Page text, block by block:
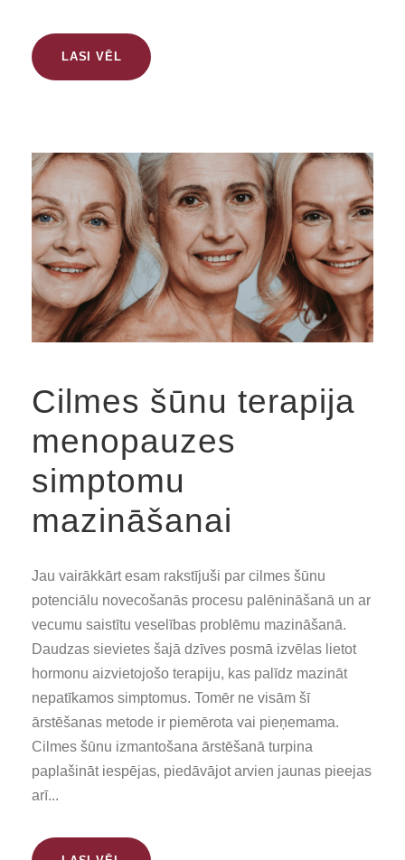
LASI VĒL
Cilmes šūnu terapija
menopauzes
simptomu
mazināšanai
Jau vairākkārt esam rakstījuši par cilmes šūnu
potenciālu novecošanās procesu palēnināšanā un ar
vecumu saistītu veselības problēmu mazināšanā.
Daudzas sievietes šajā dzīves posmā izvēlas lietot
hormonu aizvietojošo terapiju, kas palīdz mazināt
nepatīkamos simptomus. Tomēr ne visām šī
ārstēšanas metode ir piemērota vai pieņemama.
Cilmes šūnu izmantošana ārstēšanā turpina
paplašināt iespējas, piedāvājot arvien jaunas pieejas
arī...